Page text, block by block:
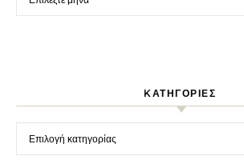
KΑΤΗΓΟΡΊΕΣ
Kατηγορίες